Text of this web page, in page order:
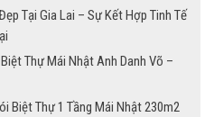
Tại Gia Lai – Sự Kết Hợp Tinh Tế
Thự Mái Nhật Anh Danh Võ –
Biệt Thự 1 Tầng Mái Nhật 230m2